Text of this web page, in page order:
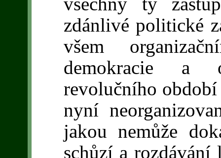
zdánlivé politické
všem
demokracie a
revolučního
nyní
jakou nemůže
schůzí a